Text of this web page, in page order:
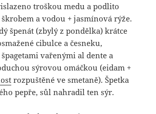
troškou medu a podlito
a vodou + jasmínová rýže.
špenát (zbylý z pondělka) krátce
cibulce a česneku,
vařenými al dente a
sýrovou omáčkou (eidam +
rozpuštěné ve smetaně). Špetka
pepře, sůl nahradil ten sýr.